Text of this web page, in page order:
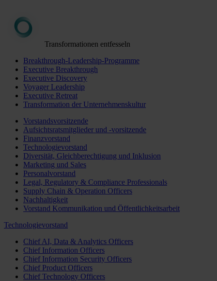
Transformationen entfesseln
Breakthrough-Leadership-Programme
Executive Breakthrough
Executive Discovery
Voyager Leadership
Executive Retreat
Transformation der Unternehmenskultur
Vorstandsvorsitzende
Aufsichtsratsmitglieder und -vorsitzende
Finanzvorstand
Technologievorstand
Diversität, Gleichberechtigung und Inklusion
Marketing und Sales
Personalvorstand
Legal, Regulatory & Compliance Professionals
Supply Chain & Operation Officers
Nachhaltigkeit
Vorstand Kommunikation und Öffentlichkeitsarbeit
Technologievorstand
Chief AI, Data & Analytics Officers
Chief Information Officers
Chief Information Security Officers
Chief Product Officers
Chief Technology Officers